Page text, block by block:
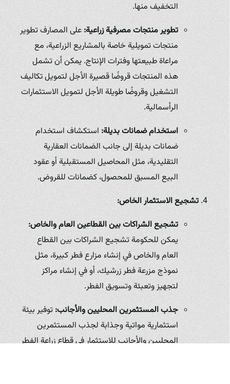
التخفيف منها.
تطوير منتجات مصرفية زراعية:على المصارف تطوير
منتجات تمويلية خاصة بالمشاريع الزراعية، مع
مراعاة طبيعتها وفترات الإنتاج. يمكن أن تشمل
هذه المنتجات قروضًا قصيرة الأجل لتمويل تكاليف
التشغيل وقروضًا طويلة الأجل لتمويل الاستثمارات
الرأسمالية.
استخدام ضمانات بديلة:استكشاف استخدام
ضمانات بديلة إلى جانب الضمانات العقارية
التقليدية، مثل المحاصيل المستقبلية أو عقود
البيع المسبق للمحصول، كضمانات للقروض.
تشجيع الاستثمار الخاص:
تشجيع الشراكات بين القطاعين العام والخاص:
يمكن للحكومة تشجيع الشراكات بين القطاع
العام والخاص في إنشاء مزارع فطر كبيرة، مثل
نموذج مزرعة فطر زرشيك، أو في إنشاء مراكز
لتجهيز وتعبئة وتسويق الفطر.
جذب المستثمرين المحليين والأجانب:توفير بيئة
استثمارية مواتية وجذابة لجذب المستثمرين
المحليين والأجانب للاستثمار في قطاع زراعة الفطر